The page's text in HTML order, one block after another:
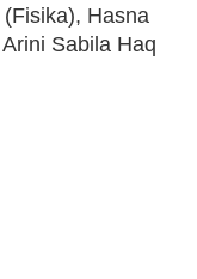
Hasna
Sabila Haq